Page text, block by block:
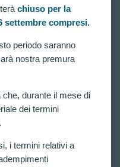
chiuso per la
settembre compresi.
periodo saranno
nostra premura
durante il mese di
dei termini
i termini relativi a
permanente
E’ possibile
viene assolti?
permanente, in
penale, anche
ordina
8, 2025